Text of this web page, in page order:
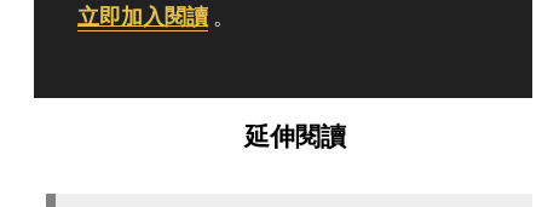
立即加入閱讀 。
延伸閱讀